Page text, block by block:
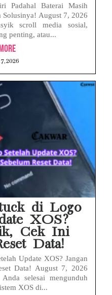
Padahal Baterai Masih
Solusinya! August 7, 2026
scroll media sosial,
penting, atau...
2026
di Logo
XOS?
Cek Ini
Data!
Update XOS? Jangan
Data! August 7, 2026
selesai mengunduh
XOS di...